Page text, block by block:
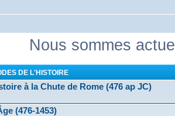
Nous sommes
DE L'HISTOIRE
à la Chute de Rome (476 ap JC)
(476-1453)